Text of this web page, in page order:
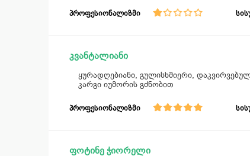
პროფესიონალიზმი
კვანტალიანი
ყურადღებიანი, გულისხმიერი,
კარგი იუმორის გძნობით
პროფესიონალიზმი
ფოტინე ჭიორელი